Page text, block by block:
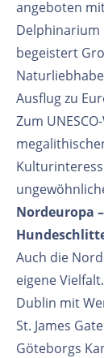
angeboten
Delphinarium
begeistert
Ausflug zu
Zum
Nordeuropa
Auch die
eigene
Dublin mit
St. James
Göteborgs